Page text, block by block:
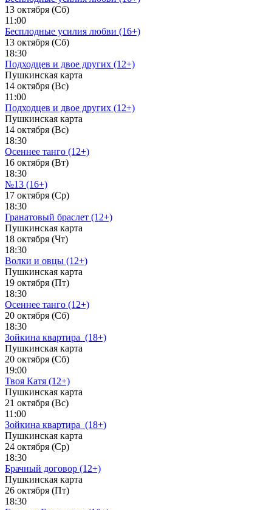
13 октября (Сб)
11:00
Бесплодные усилия любви (16+)
13 октября (Сб)
18:30
Подходцев и двое других (12+)
Пушкинская карта
14 октября (Вс)
11:00
Подходцев и двое других (12+)
Пушкинская карта
14 октября (Вс)
18:30
Осеннее танго (12+)
16 октября (Вт)
18:30
№13 (16+)
17 октября (Ср)
18:30
Гранатовый браслет (12+)
Пушкинская карта
18 октября (Чт)
18:30
Волки и овцы (12+)
Пушкинская карта
19 октября (Пт)
18:30
Осеннее танго (12+)
20 октября (Сб)
18:30
Зойкина квартира_(18+)
Пушкинская карта
20 октября (Сб)
19:00
Твоя Катя (12+)
Пушкинская карта
21 октября (Вс)
11:00
Зойкина квартира_(18+)
Пушкинская карта
24 октября (Ср)
18:30
Брачный договор (12+)
Пушкинская карта
26 октября (Пт)
18:30